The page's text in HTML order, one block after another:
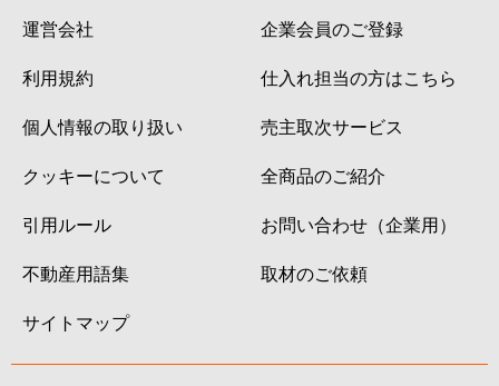
運営会社
利用規約
個人情報の取り扱い
クッキーについて
引用ルール
不動産用語集
サイトマップ
企業会員のご登録
仕入れ担当の方はこちら
売主取次サービス
全商品のご紹介
お問い合わせ（企業用）
取材のご依頼